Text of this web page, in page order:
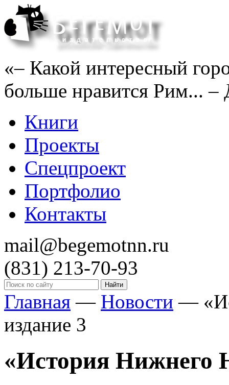
«– Какой интересный
больше нравится Рим... –
Книги
Проекты
Спецпроект
Портфолио
Контакты
mail@begemotnn.ru
(831) 213-70-93
Главная — Новости —
издание 3
«История Нижнего